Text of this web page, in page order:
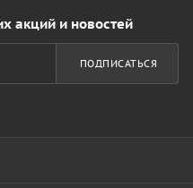
акций и новостей
ПОДПИСАТЬСЯ